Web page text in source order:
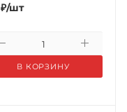
₽/шт
В КОРЗИНУ